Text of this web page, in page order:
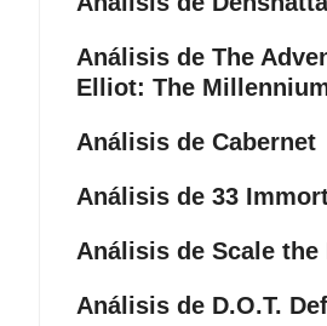
Análisis de The
Elliot: The
Análisis de Cabernet
Análisis de 33
Análisis de Scale the
Análisis de D.O.T.